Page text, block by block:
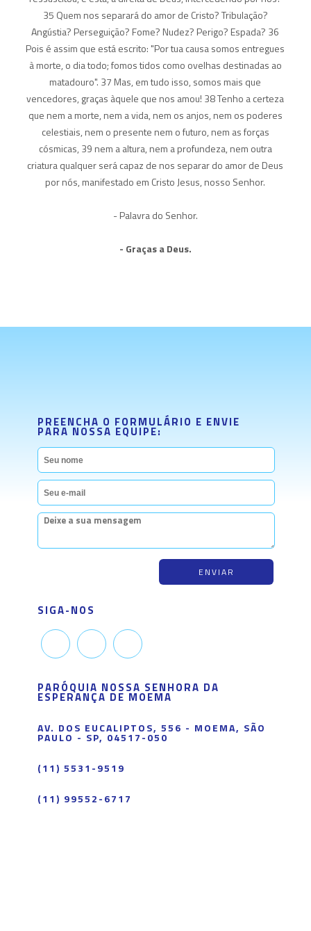
35 Quem nos separará do amor de Cristo? Tribulação?
Angústia? Perseguição? Fome? Nudez? Perigo? Espada? 36
Pois é assim que está escrito: "Por tua causa somos entregues
à morte, o dia todo; fomos tidos como ovelhas destinadas ao
matadouro". 37 Mas, em tudo isso, somos mais que
vencedores, graças àquele que nos amou! 38 Tenho a certeza
que nem a morte, nem a vida, nem os anjos, nem os poderes
celestiais, nem o presente nem o futuro, nem as forças
cósmicas, 39 nem a altura, nem a profundeza, nem outra
criatura qualquer será capaz de nos separar do amor de Deus
por nós, manifestado em Cristo Jesus, nosso Senhor.
- Palavra do Senhor.
- Graças a Deus.
PREENCHA O FORMULÁRIO E ENVIE
PARA NOSSA EQUIPE:
SIGA-NOS
PARÓQUIA NOSSA SENHORA DA
ESPERANÇA DE MOEMA
AV. DOS EUCALIPTOS, 556 - MOEMA, SÃO
PAULO - SP, 04517-050
(11) 5531-9519
(11) 99552-6717